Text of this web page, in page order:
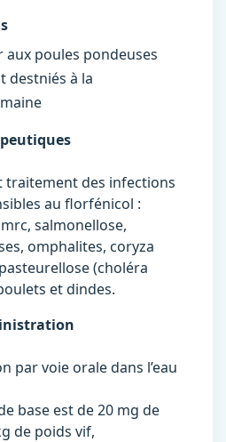
poules pondeuses
destniés à la
traitement des infections
au florfénicol :
salmonellose,
omphalites, coryza
(choléra
et dindes.
par voie orale dans l’eau
base est de 20 mg de
de poids vif,